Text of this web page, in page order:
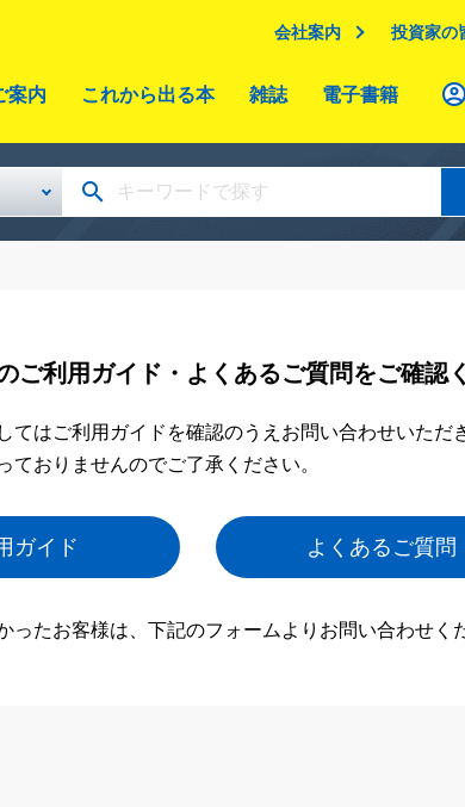
会社案内 投資家の
案内 これから出る本 雑誌 電子書籍
ご利用ガイド・よくあるご質問をご確認
はご利用ガイドを確認のうえお問い合わせいただ
おりませんのでご了承ください。
ガイド よくあるご質問
ったお客様は、下記のフォームよりお問い合わせく